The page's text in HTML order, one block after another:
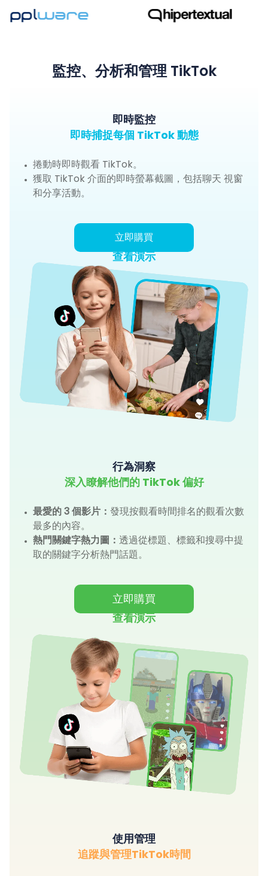
監控、分析和管理 TikTok
即時監控
即時捕捉每個 TikTok 動態
捲動時即時觀看 TikTok。
獲取 TikTok 介面的即時螢幕截圖，包括聊天 視窗
和分享活動。
立即購買
查看演示
行為洞察
深入瞭解他們的 TikTok 偏好
最愛的 3 個影片： 發現按觀看時間排名的觀看次數
最多的內容。
熱門關鍵字熱力圖： 透過從標題、標籤和搜尋中提
取的關鍵字分析熱門話題。
立即購買
查看演示
使用管理
追蹤與管理TikTok時間